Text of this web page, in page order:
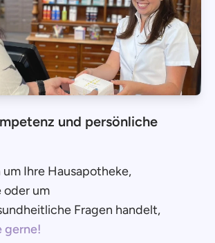
und persönliche
um Ihre Hausapotheke,
oder um
Fragen handelt,
gerne!